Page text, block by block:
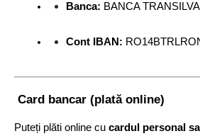
Banca: BANCA
Cont IBAN:
Card bancar (plată online)
Puteți plăti online cu cardul personal